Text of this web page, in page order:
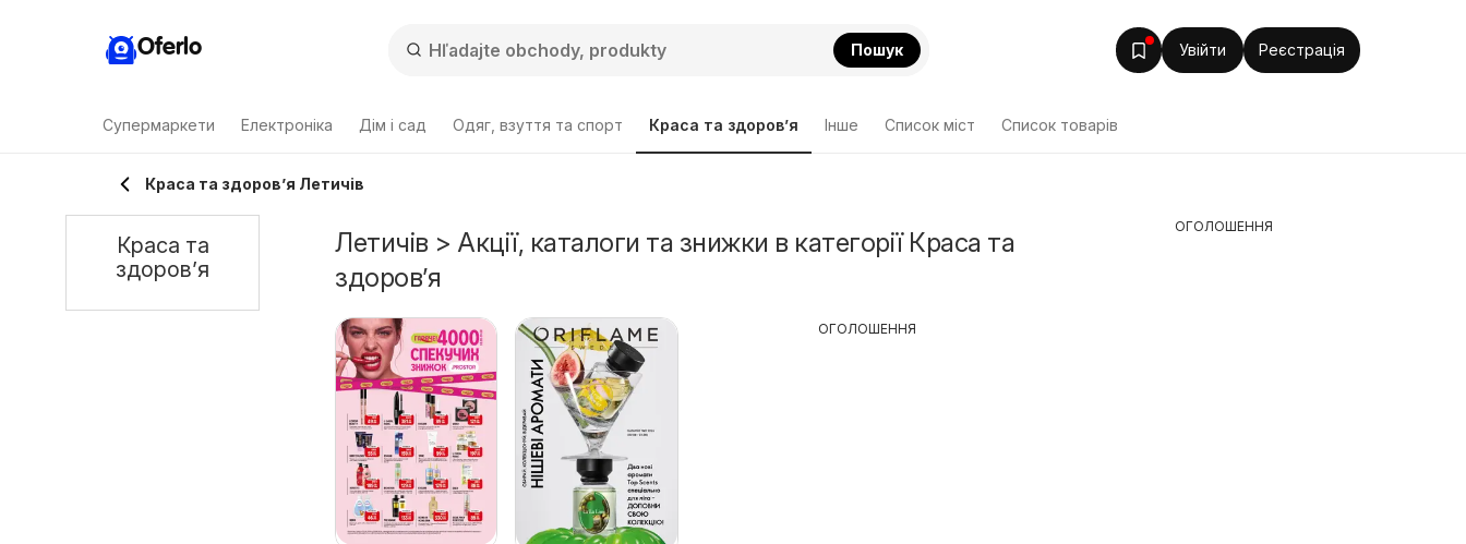
Oferlo Пошук Увійти Реєстрація
Супермаркети Електроніка Дім і сад Одяг, взуття та спорт Краса та здоров’я Інше Cписок міст Список товарів
Краса та здоров’я Летичів
Летичів > Акції, каталоги та знижки в категорії Краса та
здоров’я
ОГОЛОШЕННЯ
Краса та
здоров’я
ОГОЛОШЕННЯ